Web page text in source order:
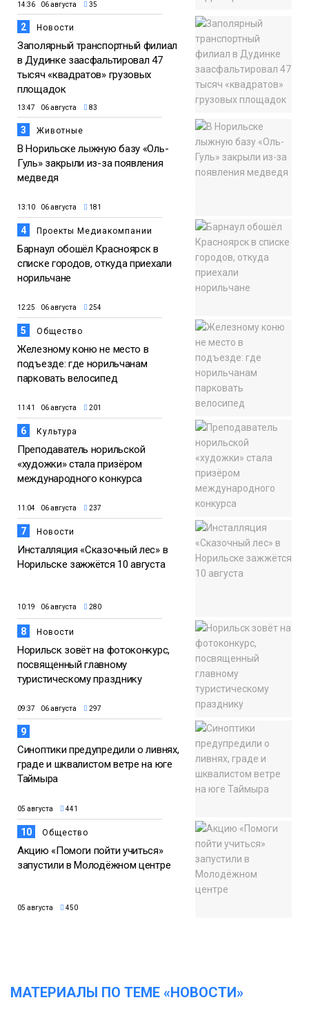
14:36 06 августа 35
2 Новости
Заполярный транспортный филиал
в Дудинке заасфальтировал 47
тысяч «квадратов» грузовых
площадок
13:47 06 августа 83
3 Животные
В Норильске лыжную базу «Оль-
Гуль» закрыли из-за появления
медведя
13:10 06 августа 181
4 Проекты Медиакомпании
Барнаул обошёл Красноярск в
списке городов, откуда приехали
норильчане
12:25 06 августа 254
5 Общество
Железному коню не место в
подъезде: где норильчанам
парковать велосипед
11:41 06 августа 201
6 Культура
Преподаватель норильской
«художки» стала призёром
международного конкурса
11:04 06 августа 237
7 Новости
Инсталляция «Сказочный лес» в
Норильске зажжётся 10 августа
10:19 06 августа 280
8 Новости
Норильск зовёт на фотоконкурс,
посвященный главному
туристическому празднику
09:37 06 августа 297
9
Синоптики предупредили о ливнях,
граде и шквалистом ветре на юге
Таймыра
05 августа 441
10 Общество
Акцию «Помоги пойти учиться»
запустили в Молодёжном центре
05 августа 450
МАТЕРИАЛЫ ПО ТЕМЕ «НОВОСТИ»